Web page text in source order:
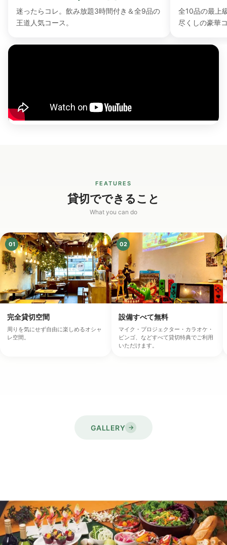
迷ったらコレ。飲み放題3時間付き＆全9品の
王道人気コース。
全10品の最上
尽くしの豪華
FEATURES
貸切でできること
What you can do
01
完全貸切空間
周りを気にせず自由に楽しめるオシャ
レ空間。
02
設備すべて無料
マイク・プロジェクター・カラオケ・
ビンゴ、などすべて貸切特典でご利用
いただけます。
GALLERY →